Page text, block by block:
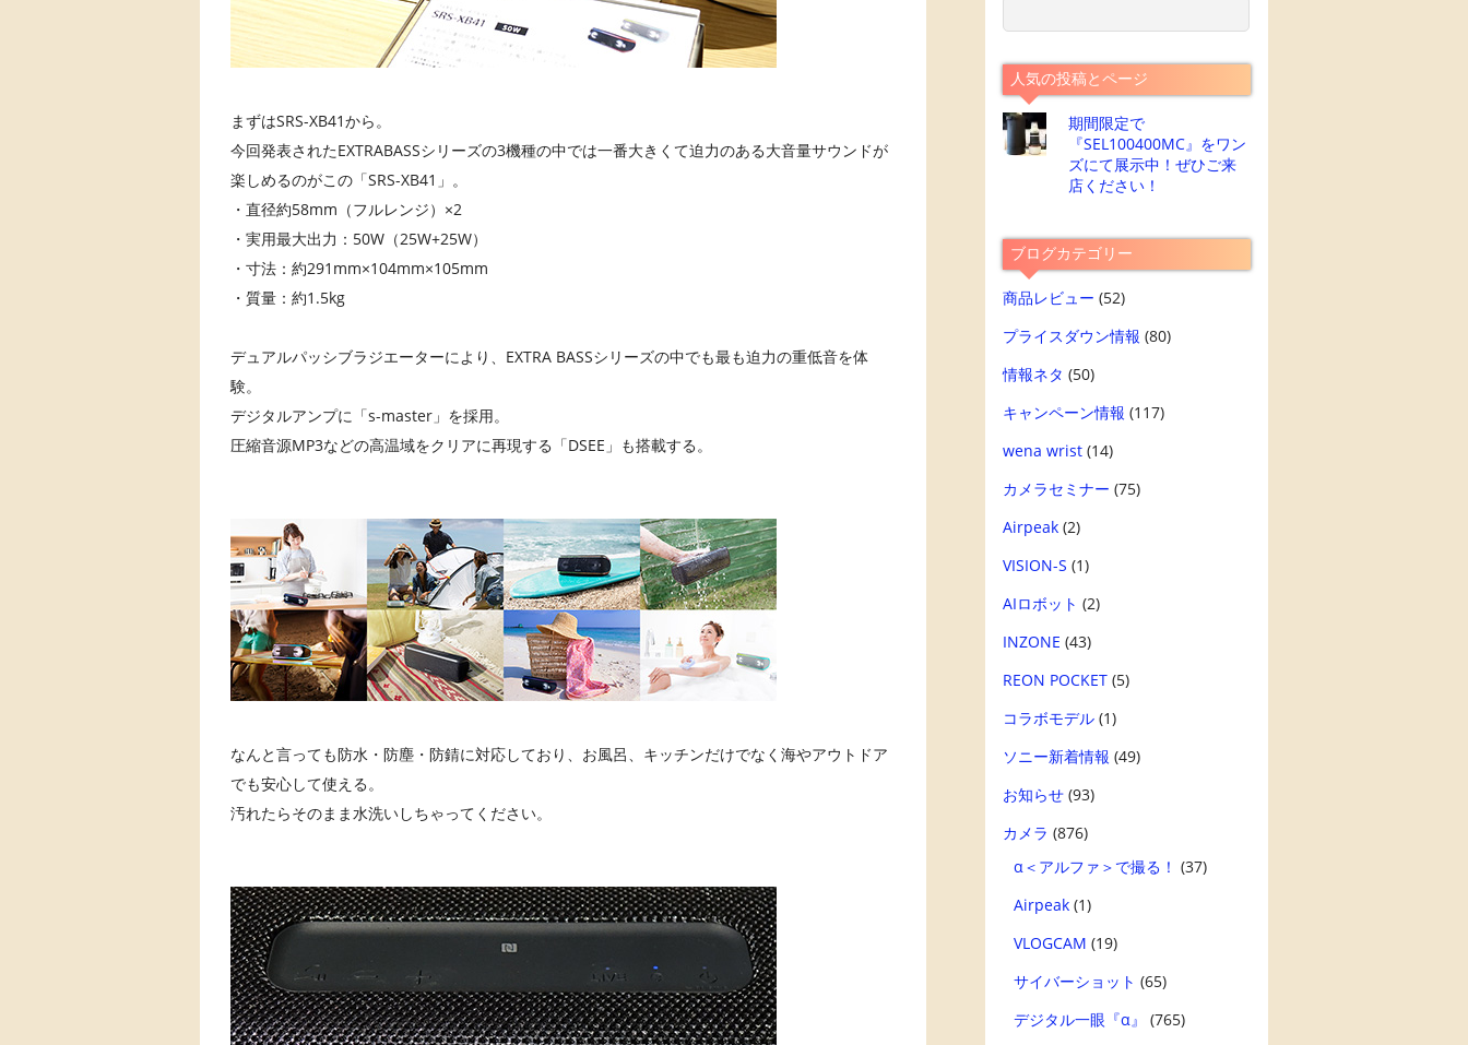
まずはSRS-XB41から。
今回発表されたEXTRABASSシリーズの3機種の中では一番大きくて迫力のある大音量サウンドが
楽しめるのがこの「SRS-XB41」。
・直径約58mm（フルレンジ）×2
・実用最大出力：50W（25W+25W）
・寸法：約291mm×104mm×105mm
・質量：約1.5kg
デュアルパッシブラジエーターにより、EXTRA BASSシリーズの中でも最も迫力の重低音を体
験。
デジタルアンプに「s-master」を採用。
圧縮音源MP3などの高温域をクリアに再現する「DSEE」も搭載する。
なんと言っても防水・防塵・防錆に対応しており、お風呂、キッチンだけでなく海やアウトドア
でも安心して使える。
汚れたらそのまま水洗いしちゃってください。
人気の投稿とページ
期間限定で
『SEL100400MC』をワン
ズにて展示中！ぜひご来
店ください！
ブログカテゴリー
商品レビュー (52)
プライスダウン情報 (80)
情報ネタ (50)
キャンペーン情報 (117)
wena wrist(14)
カメラセミナー (75)
Airpeak(2)
VISION-S (1)
AIロボット (2)
INZONE (43)
REON POCKET(5)
コラボモデル(1)
ソニー新着情報 (49)
お知らせ(93)
カメラ (876)
α＜アルファ＞で撮る！ (37)
Airpeak(1)
VLOGCAM (19)
サイバーショット (65)
デジタル一眼『α』
(765)